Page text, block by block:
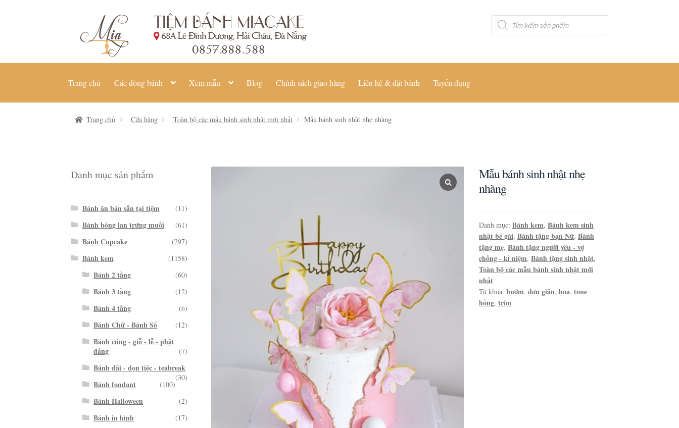
Điều
nội
Tìm
kiếm
sản
Trang chủ Các dòng bánh Xem mẫu Blog Chính sách giao hàng Liên hệ & đặt bánh Tuyển dụng
Trang chủ Cửa hàng Toàn bộ các mẫu bánh sinh nhật mới nhất Mẫu bánh sinh nhật nhẹ nhàng
Mẫu bánh sinh nhật nhẹ
nhàng
Danh mục:Bánh kem,Bánh kem sinh
nhật bé gái,Bánh tặng bạn Nữ,Bánh
tặng mẹ,Bánh tặng người yêu - vợ
chồng - kỉ niệm,Bánh tặng sinh nhật,
Toàn bộ các mẫu bánh sinh nhật mới
nhất
Từ khóa:bướm,đơn giản,hoa,tone
hồng,tròn
Danh mục sản phẩm
Bánh ăn bán sẵn tại tiệm (11)
Bánh bông lan trứng muối (61)
Bánh Cupcake (297)
Bánh kem (1158)
Bánh 2 tầng (60)
Bánh 3 tầng (12)
Bánh 4 tầng (6)
Bánh Chữ - Bánh Số (12)
Bánh cúng - giỗ - lễ - phật
đảng
(7)
Bánh đãi - dọn tiệc - teabreak
(30)
Bánh fondant (100)
Bánh Halloween (2)
Bánh in hình (17)